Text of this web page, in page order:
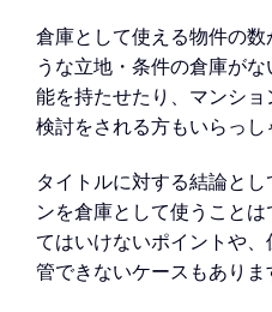
倉庫として使える物件の
うな立地・条件の倉庫が
能を持たせたり、マンシ
検討をされる方もいらっし
タイトルに対する結論と
ンを倉庫として使うこと
てはいけないポイントや
管できないケースもありま